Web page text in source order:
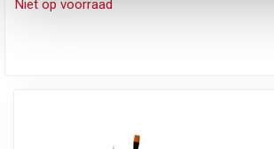
Niet op voorraad